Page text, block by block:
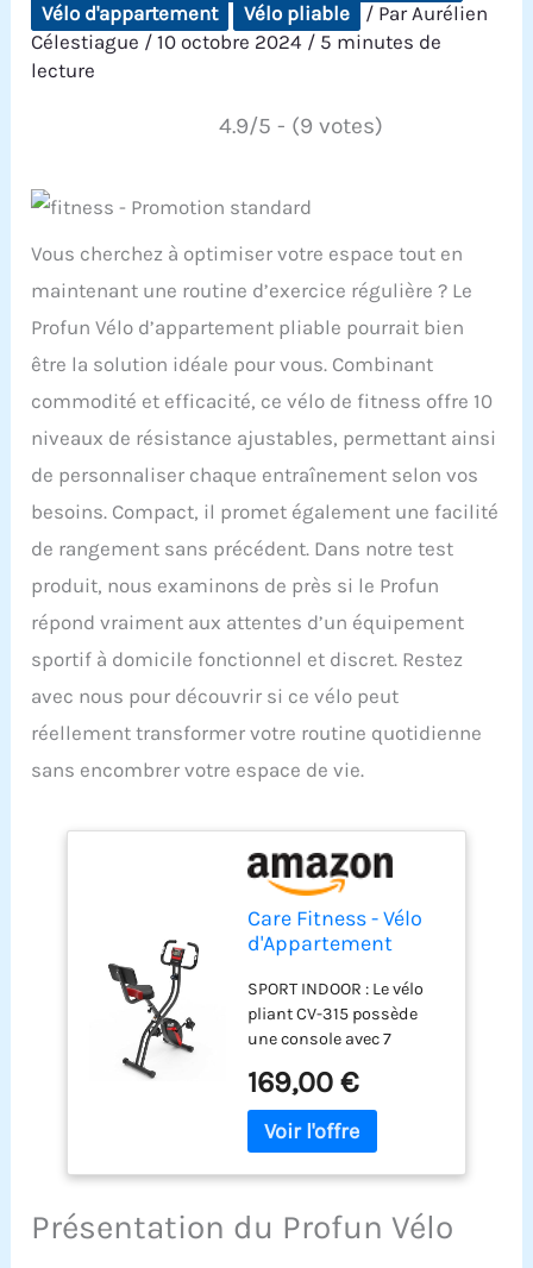
Vélo d'appartement
Vélo pliable / ParAurélien
Célestiague /10 octobre 2024 / 5 minutes de
lecture
4.9/5 - (9 votes)
Vous cherchez à optimiser votre espace tout en
maintenant une routine d’exercice régulière ? Le
Profun Vélo d’appartement pliable pourrait bien
être la solution idéale pour vous. Combinant
commodité et efficacité, ce vélo de fitness offre 10
niveaux de résistance ajustables, permettant ainsi
de personnaliser chaque entraînement selon vos
besoins. Compact, il promet également une facilité
de rangement sans précédent. Dans notre test
produit, nous examinons de près si le Profun
répond vraiment aux attentes d’un équipement
sportif à domicile fonctionnel et discret. Restez
avec nous pour découvrir si ce vélo peut
réellement transformer votre routine quotidienne
sans encombrer votre espace de vie.
Care Fitness - Vélo
d'Appartement
Fonctions - Pédales
Lestées & Sanglés
pour un bon
Maintien - 10
Niveaux de
Résistance -
Freinage
Magnétique
SPORT INDOOR : Le vélo
pliant CV-315 possède
une console avec 7
assure de suivre vos
données
d'entrainements et
sport à la maison en
toute sécurité.
169,00 €
Présentation du Profun Vélo